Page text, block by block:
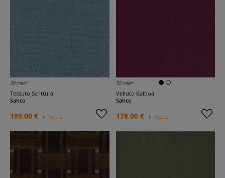
20 colori
Tessuto Scrittura
Sahco
189,00 € il metro
32 colori
Velluto Balboa
Sahco
178,00 € il metro